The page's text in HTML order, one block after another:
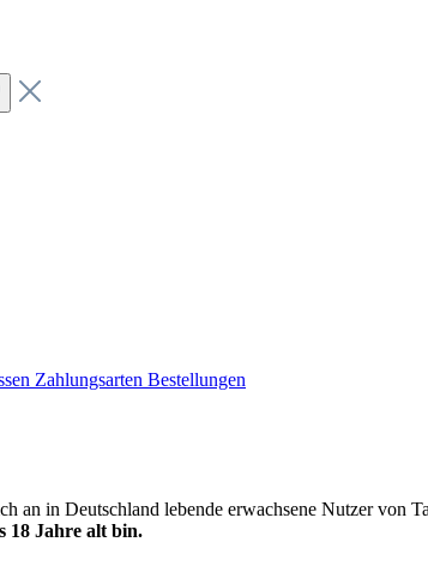
Zahlungsarten Bestellungen
an in Deutschland lebende erwachsene Nutzer von
18 Jahre alt bin.